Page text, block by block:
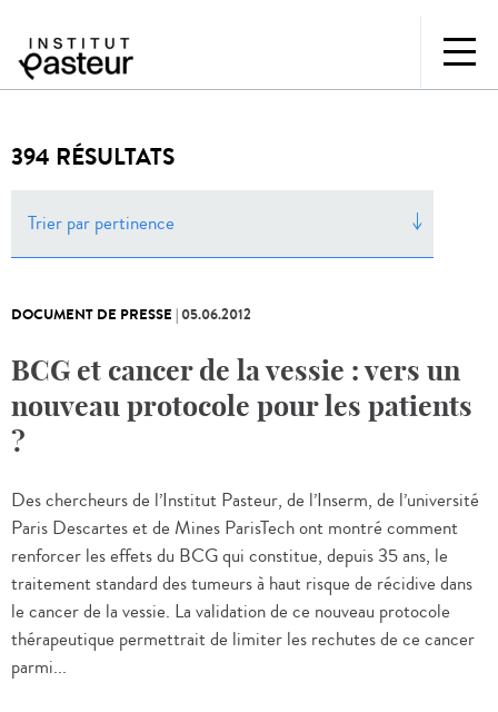
394 RÉSULTATS
Trier par pertinence
DOCUMENT DE PRESSE |05.06.2012
BCG et cancer de la vessie : vers un
nouveau protocole pour les patients
?
Des chercheurs de l’Institut Pasteur, de l’Inserm, de l’université
Paris Descartes et de Mines ParisTech ont montré comment
renforcer les effets du BCG qui constitue, depuis 35 ans, le
traitement standard des tumeurs à haut risque de récidive dans
le cancer de la vessie. La validation de ce nouveau protocole
thérapeutique permettrait de limiter les rechutes de ce cancer
parmi...